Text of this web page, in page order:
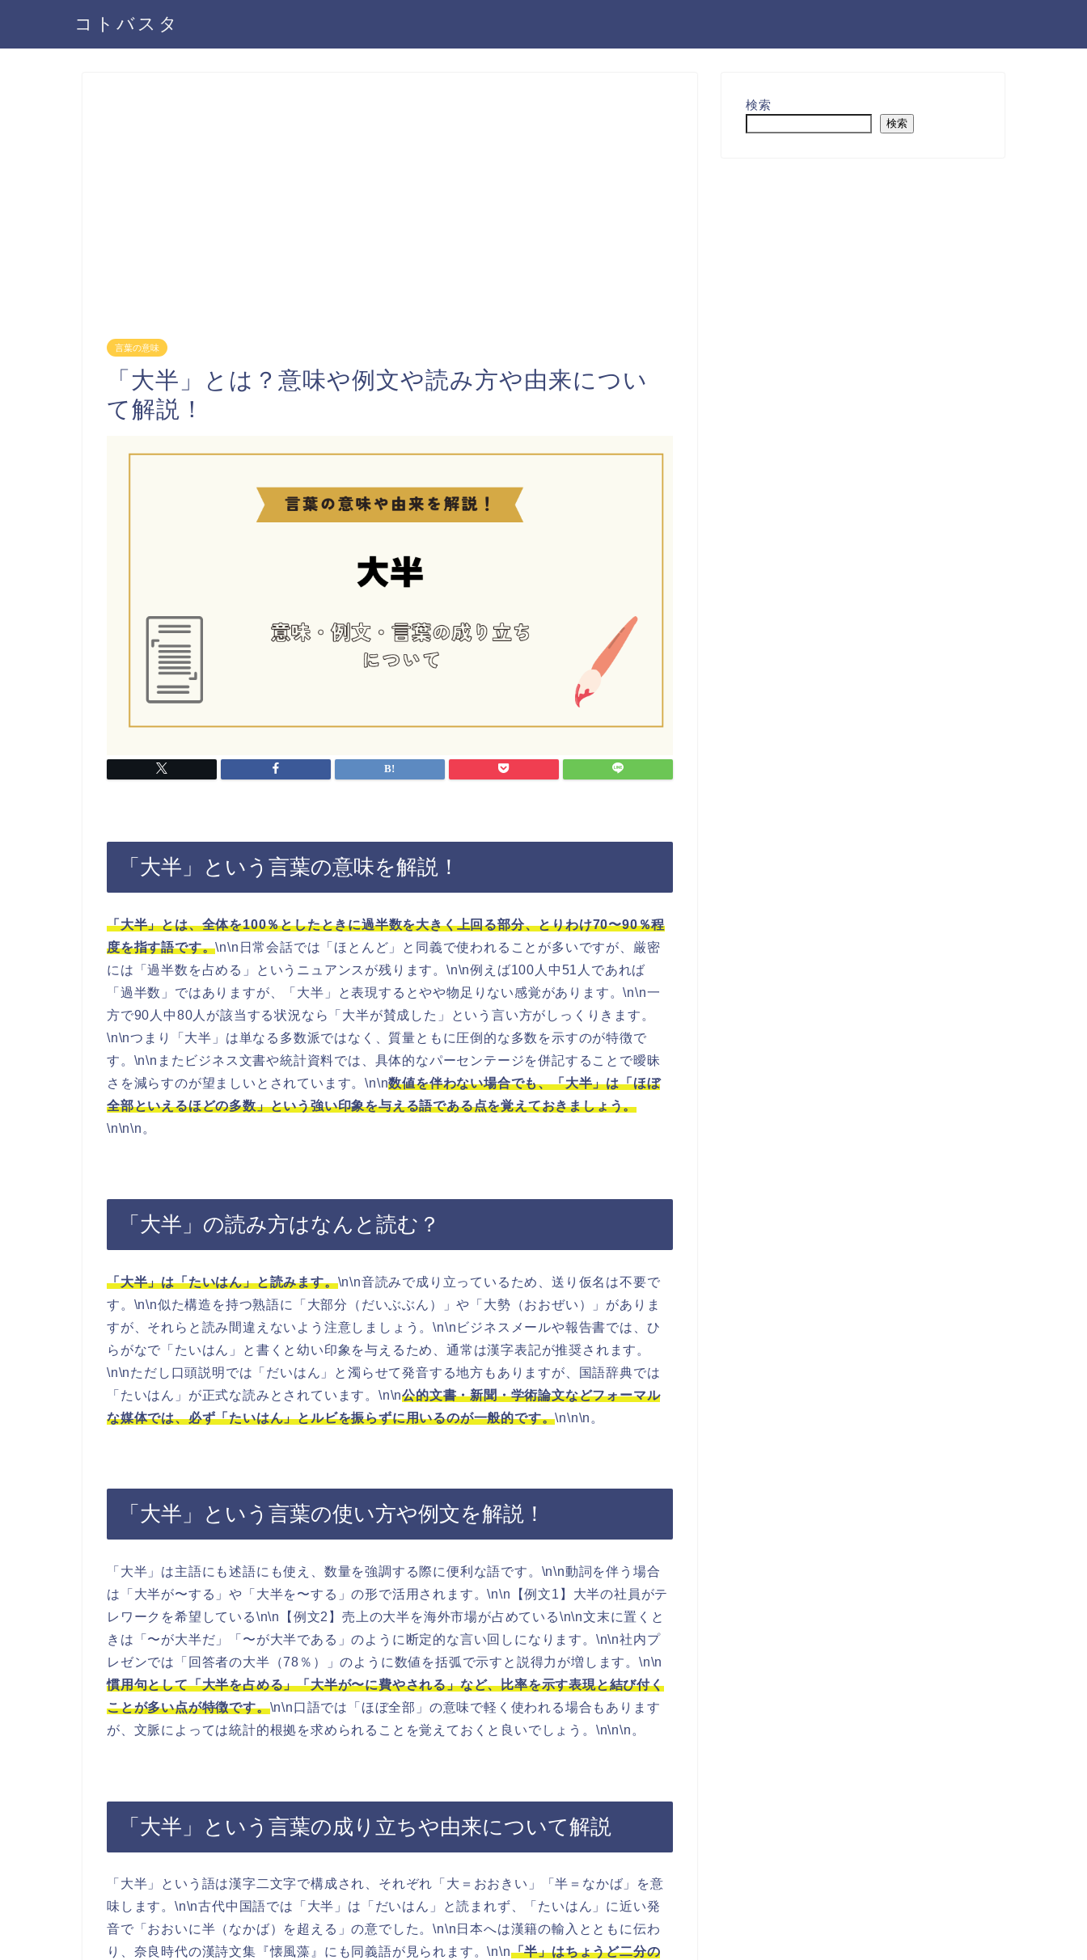
コトバスタ
言葉の意味
「大半」とは？意味や例文や読み方や由来につい
て解説！
「大半」という言葉の意味を解説！
「大半」とは、全体を100％としたときに過半数を大きく上回る部分、とりわけ70〜90％程
度を指す語です。\n\n日常会話では「ほとんど」と同義で使われることが多いですが、厳密
には「過半数を占める」というニュアンスが残ります。\n\n例えば100人中51人であれば
「過半数」ではありますが、「大半」と表現するとやや物足りない感覚があります。\n\n一
方で90人中80人が該当する状況なら「大半が賛成した」という言い方がしっくりきます。
\n\nつまり「大半」は単なる多数派ではなく、質量ともに圧倒的な多数を示すのが特徴で
す。\n\nまたビジネス文書や統計資料では、具体的なパーセンテージを併記することで曖昧
さを減らすのが望ましいとされています。\n\n数値を伴わない場合でも、「大半」は「ほぼ
全部といえるほどの多数」という強い印象を与える語である点を覚えておきましょう。
\n\n\n。
「大半」の読み方はなんと読む？
「大半」は「たいはん」と読みます。\n\n音読みで成り立っているため、送り仮名は不要で
す。\n\n似た構造を持つ熟語に「大部分（だいぶぶん）」や「大勢（おおぜい）」がありま
すが、それらと読み間違えないよう注意しましょう。\n\nビジネスメールや報告書では、ひ
らがなで「たいはん」と書くと幼い印象を与えるため、通常は漢字表記が推奨されます。
\n\nただし口頭説明では「だいはん」と濁らせて発音する地方もありますが、国語辞典では
「たいはん」が正式な読みとされています。\n\n公的文書・新聞・学術論文などフォーマル
な媒体では、必ず「たいはん」とルビを振らずに用いるのが一般的です。\n\n\n。
「大半」という言葉の使い方や例文を解説！
「大半」は主語にも述語にも使え、数量を強調する際に便利な語です。\n\n動詞を伴う場合
は「大半が〜する」や「大半を〜する」の形で活用されます。\n\n【例文1】大半の社員がテ
レワークを希望している\n\n【例文2】売上の大半を海外市場が占めている\n\n文末に置くと
きは「〜が大半だ」「〜が大半である」のように断定的な言い回しになります。\n\n社内プ
レゼンでは「回答者の大半（78％）」のように数値を括弧で示すと説得力が増します。\n\n
慣用句として「大半を占める」「大半が〜に費やされる」など、比率を示す表現と結び付く
ことが多い点が特徴です。\n\n口語では「ほぼ全部」の意味で軽く使われる場合もあります
が、文脈によっては統計的根拠を求められることを覚えておくと良いでしょう。\n\n\n。
「大半」という言葉の成り立ちや由来について解説
「大半」という語は漢字二文字で構成され、それぞれ「大＝おおきい」「半＝なかば」を意
味します。\n\n古代中国語では「大半」は「だいはん」と読まれず、「たいはん」に近い発
音で「おおいに半（なかば）を超える」の意でした。\n\n日本へは漢籍の輸入とともに伝わ
り、奈良時代の漢詩文集『懐風藻』にも同義語が見られます。\n\n「半」はちょうど二分の
検索
検索